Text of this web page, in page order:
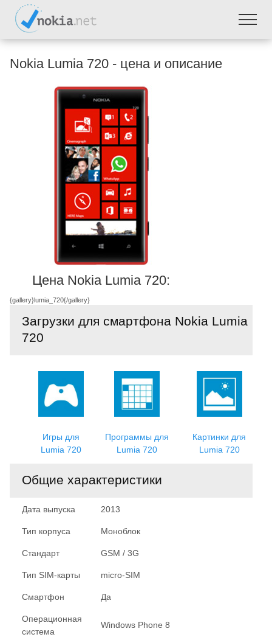
Nokia Lumia 720 - цена и описание
Цена Nokia Lumia 720:
{gallery}lumia_720{/gallery}
Загрузки для смартфона Nokia Lumia
720
Игры для
Lumia 720
Программы для
Lumia 720
Картинки для
Lumia 720
Общие характеристики
Дата выпуска 2013
Тип корпуса Моноблок
Стандарт GSM / 3G
Тип SIM-карты micro-SIM
Смартфон Да
Операционная
система
Windows Phone 8